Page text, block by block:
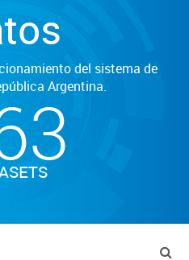
del sistema de
Argentina.